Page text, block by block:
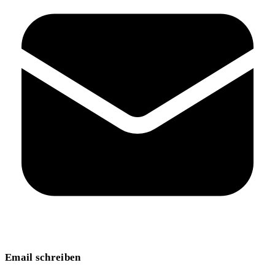
Email schreiben